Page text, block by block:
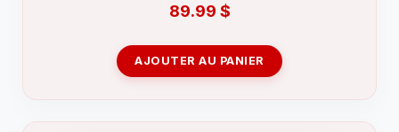
89.99 $
AJOUTER AU PANIER